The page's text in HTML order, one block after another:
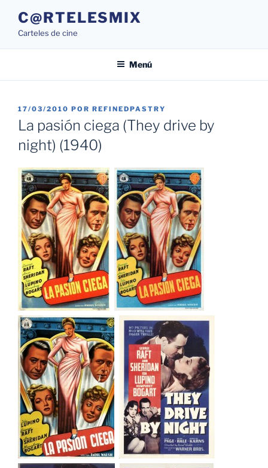
contenido
C@RTELESMIX
Carteles de cine
Menú
PUBLICADO
EL
17/03/2010 POR REFINEDPASTRY
La pasión ciega (They drive by
night) (1940)